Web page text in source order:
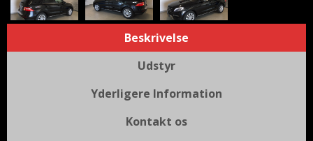
Beskrivelse
Udstyr
Yderligere Information
Kontakt os